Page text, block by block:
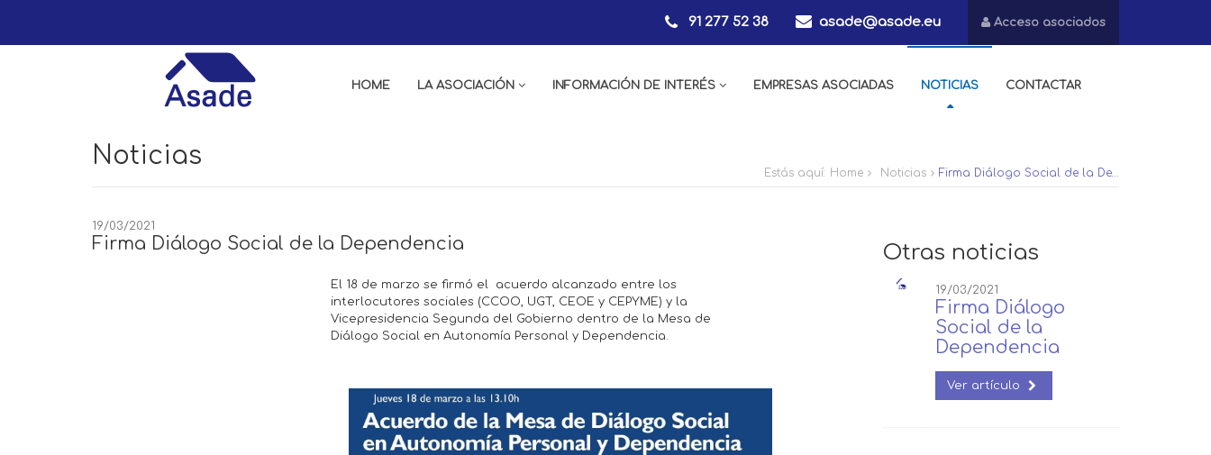
Acceso asociados
91 277 52 38 asade@asade.eu
HOME LA ASOCIACIÓN INFORMACIÓN DE INTERÉS EMPRESAS ASOCIADAS NOTICIAS CONTACTAR
Noticias
Estás aquí: Home Noticias Firma Diálogo Social de la Dependencia
19/03/2021
Firma Diálogo Social de la Dependencia
​El 18 de marzo se firmó el acuerdo alcanzado entre los
interlocutores sociales (CCOO, UGT, CEOE y CEPYME) y la
Vicepresidencia Segunda del Gobierno dentro de la Mesa de
Diálogo Social en Autonomía Personal y Dependencia.
Otras noticias
19/03/2021
Firma Diálogo
Social de la
Dependencia
Ver artículo